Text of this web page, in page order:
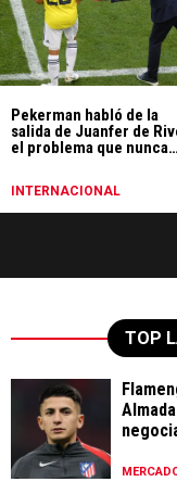
Pekerman habló de la
salida de Juanfer de
el problema que nunca
INTERNACIONAL
TOP